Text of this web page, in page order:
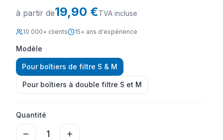
à partir de19,90 €TVA incluse
10 000+ clients 15+ ans d'expérience
Modèle
Pour boîtiers de filtre S & M
Pour boîtiers à double filtre S et M
Quantité
1